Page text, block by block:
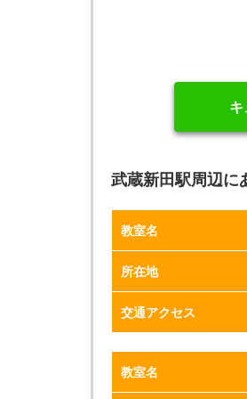
キ
武蔵新田駅周辺に
教室名
所在地
交通アクセス
教室名